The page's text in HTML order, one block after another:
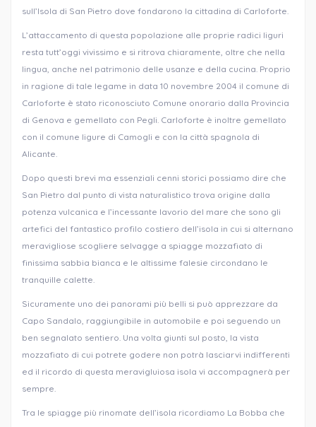
sull’Isola di San Pietro dove fondarono la cittadina di Carloforte.
L’attaccamento di questa popolazione alle proprie radici liguri
resta tutt’oggi vivissimo e si ritrova chiaramente, oltre che nella
lingua, anche nel patrimonio delle usanze e della cucina. Proprio
in ragione di tale legame in data 10 novembre 2004 il comune di
Carloforte è stato riconosciuto Comune onorario dalla Provincia
di Genova e gemellato con Pegli. Carloforte è inoltre gemellato
con il comune ligure di Camogli e con la città spagnola di
Alicante.
Dopo questi brevi ma essenziali cenni storici possiamo dire che
San Pietro dal punto di vista naturalistico trova origine dalla
potenza vulcanica e l’incessante lavorio del mare che sono gli
artefici del fantastico profilo costiero dell’isola in cui si alternano
meravigliose scogliere selvagge a spiagge mozzafiato di
finissima sabbia bianca e le altissime falesie circondano le
tranquille calette.
Sicuramente uno dei panorami più belli si può apprezzare da
Capo Sandalo, raggiungibile in automobile e poi seguendo un
ben segnalato sentiero. Una volta giunti sul posto, la vista
mozzafiato di cui potrete godere non potrà lasciarvi indifferenti
ed il ricordo di questa meravigluiosa isola vi accompagnerà per
sempre.
Tra le spiagge più rinomate dell’isola ricordiamo La Bobba che